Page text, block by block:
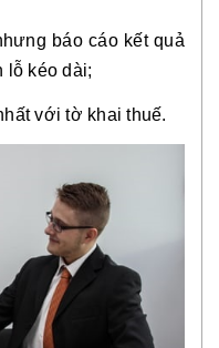
báo cáo kết quả
lỗ kéo dài;
với tờ khai thuế.